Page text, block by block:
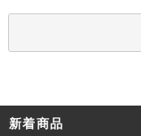
新着商品